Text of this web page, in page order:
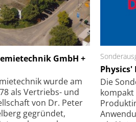
GmbH +
wurde am
als Vertriebs- und
von Dr. Peter
gegründet,
Physics'
Die
+ Kirchhoff GmbH